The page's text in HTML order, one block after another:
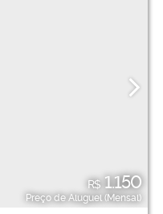
R$1.150
Preço de Aluguel (Mensal)